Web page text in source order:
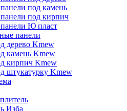
под камень
под кирпич
Ю пласт
панели
дерево Kmew
камень Kmew
кирпич Kmew
штукатурку Kmew
Изба